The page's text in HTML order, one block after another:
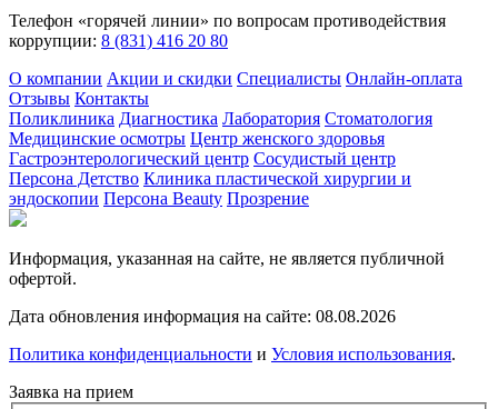
Телефон «горячей линии» по вопросам противодействия
коррупции: 8 (831) 416 20 80
О компании Акции и скидки Специалисты Онлайн-оплата
Отзывы Контакты
Поликлиника Диагностика Лаборатория Стоматология
Медицинские осмотры Центр женского здоровья
Гастроэнтерологический центр Сосудистый центр
Персона Детство Клиника пластической хирургии и
эндоскопии Персона Beauty Прозрение
Информация, указанная на сайте, не является публичной
офертой.
Дата обновления информация на сайте: 08.08.2026
Политика конфиденциальности и Условия использования.
Заявка на прием